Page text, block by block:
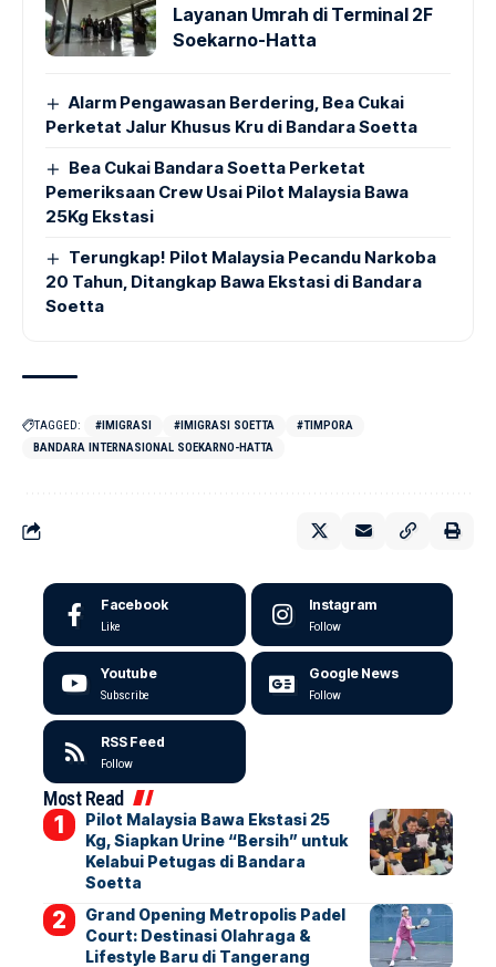
Layanan Umrah di Terminal 2F
Soekarno-Hatta
Alarm Pengawasan Berdering, Bea Cukai
Perketat Jalur Khusus Kru di Bandara Soetta
Bea Cukai Bandara Soetta Perketat
Pemeriksaan Crew Usai Pilot Malaysia Bawa
25Kg Ekstasi
Terungkap! Pilot Malaysia Pecandu Narkoba
20 Tahun, Ditangkap Bawa Ekstasi di Bandara
Soetta
TAGGED: #IMIGRASI #IMIGRASI SOETTA
#TIMPORA
BANDARA INTERNASIONAL SOEKARNO-HATTA
Facebook
Like
Instagram
Follow
Youtube
Subscribe
Google News
Follow
RSS Feed
Follow
Most Read
Pilot Malaysia Bawa Ekstasi 25
Kg, Siapkan Urine “Bersih” untuk
Kelabui Petugas di Bandara
Soetta
Grand Opening Metropolis Padel
Court: Destinasi Olahraga &
Lifestyle Baru di Tangerang